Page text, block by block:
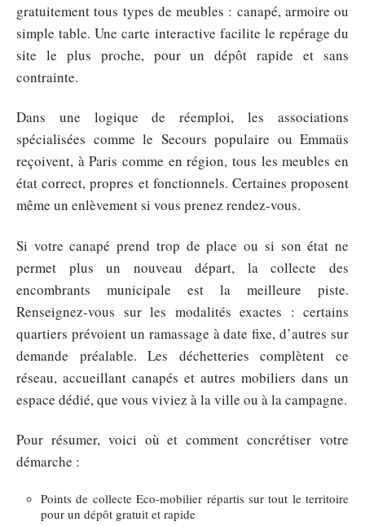
gratuitement tous types de meubles : canapé, armoire ou
simple table. Une carte interactive facilite le repérage du
site le plus proche, pour un dépôt rapide et sans
contrainte.
Dans une logique de réemploi, les associations
spécialisées comme le Secours populaire ou Emmaüs
reçoivent, à Paris comme en région, tous les meubles en
état correct, propres et fonctionnels. Certaines proposent
même un enlèvement si vous prenez rendez-vous.
Si votre canapé prend trop de place ou si son état ne
permet plus un nouveau départ, la collecte des
encombrants municipale est la meilleure piste.
Renseignez-vous sur les modalités exactes : certains
quartiers prévoient un ramassage à date fixe, d’autres sur
demande préalable. Les déchetteries complètent ce
réseau, accueillant canapés et autres mobiliers dans un
espace dédié, que vous viviez à la ville ou à la campagne.
Pour résumer, voici où et comment concrétiser votre
démarche :
Points de collecte Eco-mobilier répartis sur tout le territoire
pour un dépôt gratuit et rapide